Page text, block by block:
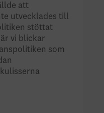
att
utvecklades till
stöttat
vi blickar
som